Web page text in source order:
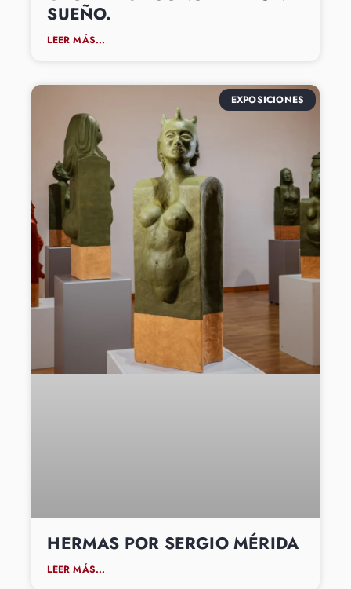
SUEÑO.
LEER MÁS...
EXPOSICIONES
HERMAS POR SERGIO MÉRIDA
LEER MÁS...